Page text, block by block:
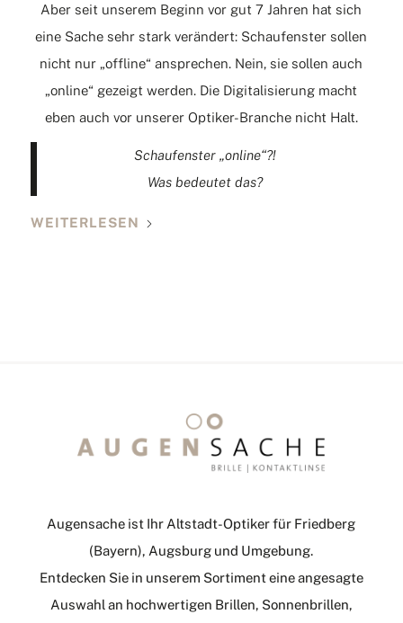
Aber seit unserem Beginn vor gut 7 Jahren hat sich
eine Sache sehr stark verändert: Schaufenster sollen
nicht nur „offline“ ansprechen. Nein, sie sollen auch
„online“ gezeigt werden. Die Digitalisierung macht
eben auch vor unserer Optiker-Branche nicht Halt.
Schaufenster „online“?!
Was bedeutet das?
WEITERLESEN
Augensache ist Ihr Altstadt-Optiker für Friedberg
(Bayern), Augsburg und Umgebung.
Entdecken Sie in unserem Sortiment eine angesagte
Auswahl an hochwertigen Brillen, Sonnenbrillen,